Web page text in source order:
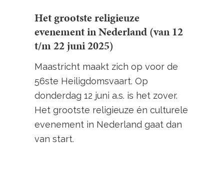
Het grootste religieuze
evenement in Nederland (van 12
t/m 22 juni 2025)
Maastricht maakt zich op voor de
56ste Heiligdomsvaart. Op
donderdag 12 juni a.s. is het zover.
Het grootste religieuze én culturele
evenement in Nederland gaat dan
van start.